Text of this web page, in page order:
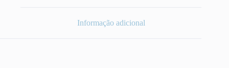
Informação adicional